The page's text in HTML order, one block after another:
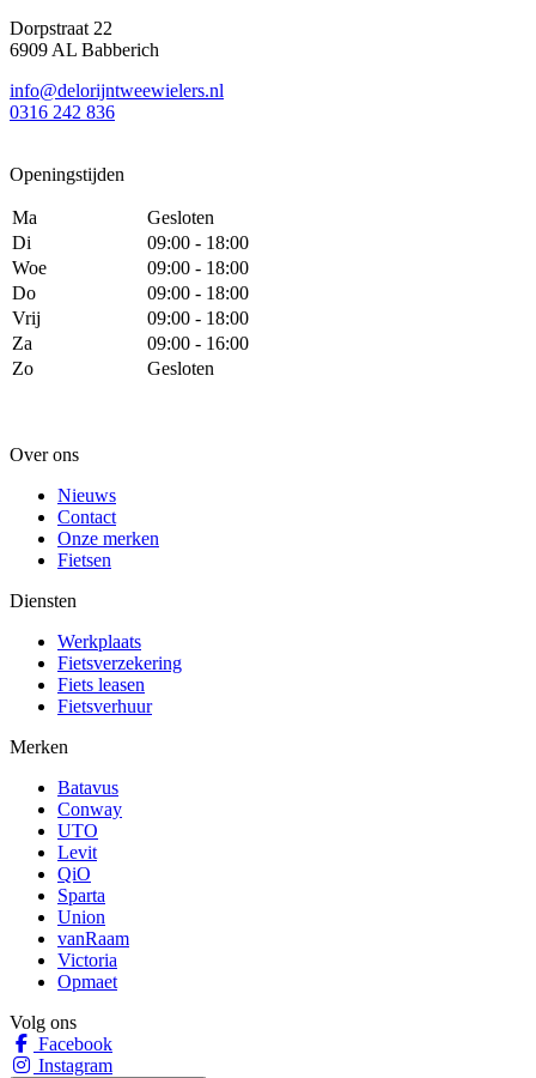
Dorpstraat 22
6909 AL Babberich
info@delorijntweewielers.nl
0316 242 836
Openingstijden
Ma
Gesloten
Di
09:00 - 18:00
Woe
09:00 - 18:00
Do
09:00 - 18:00
Vrij
09:00 - 18:00
Za
09:00 - 16:00
Zo
Gesloten
Over ons
Nieuws
Contact
Onze merken
Fietsen
Diensten
Werkplaats
Fietsverzekering
Fiets leasen
Fietsverhuur
Merken
Batavus
Conway
UTO
Levit
QiO
Sparta
Union
vanRaam
Victoria
Opmaet
Volg ons
Facebook
Instagram